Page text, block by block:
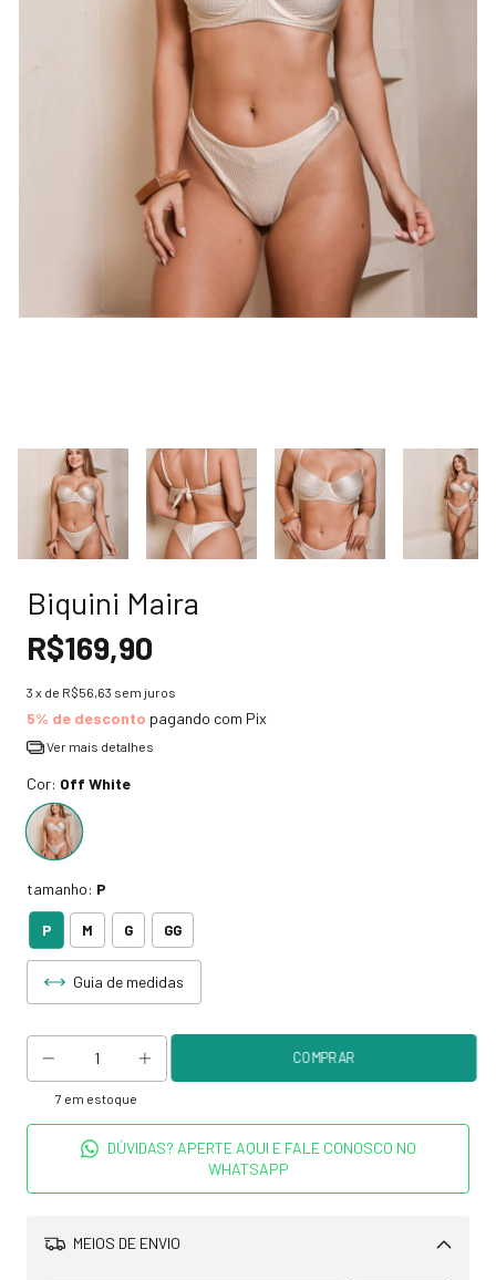
Biquini Maira
R$169,90
3 x de R$56,63 sem juros
5% de desconto pagando com Pix
Ver mais detalhes
Cor: Off White
tamanho: P
P M G GG
Guia de medidas
7 em estoque
DÚVIDAS? APERTE AQUI E FALE CONOSCO NO
WHATSAPP
MEIOS DE ENVIO